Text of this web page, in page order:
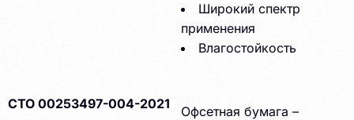
Широкий спектр
применения
Влагостойкость
СТО 00253497-004-2021
Офсетная бумага –